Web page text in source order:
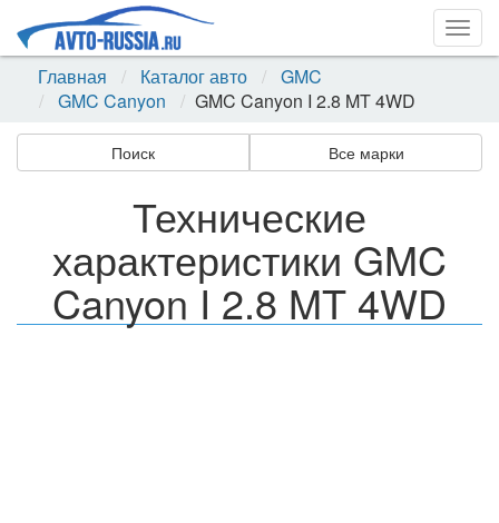
Главная
Каталог авто
GMC
GMC Canyon
GMC Canyon I 2.8 MT 4WD
Поиск Все марки
Технические
характеристики GMC
Canyon I 2.8 MT 4WD